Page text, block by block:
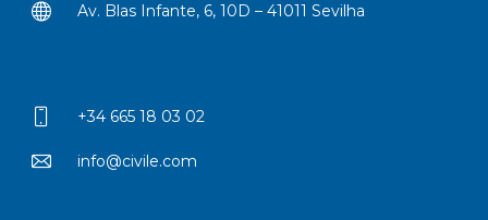
Av. Blas Infante, 6, 10D – 41011 Sevilha
+34 665 18 03 02
info@civile.com